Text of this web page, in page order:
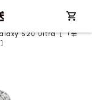
S20 Ultra［ 「辛